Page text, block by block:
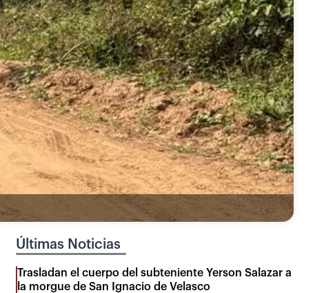
Últimas Noticias
Trasladan el cuerpo del subteniente Yerson Salazar a
la morgue de San Ignacio de Velasco